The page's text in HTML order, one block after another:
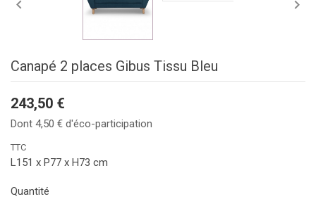
 
Canapé 2 places Gibus Tissu Bleu
243,50 €
Dont 4,50 € d'éco-participation
TTC
L151 x P77 x H73 cm
Quantité